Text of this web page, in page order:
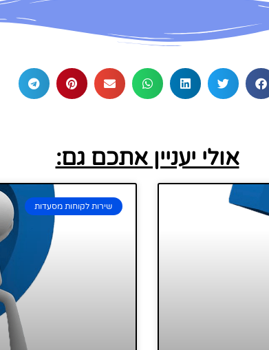
אולי יעניין אתכם גם:
שירות לקוחות מסעדות